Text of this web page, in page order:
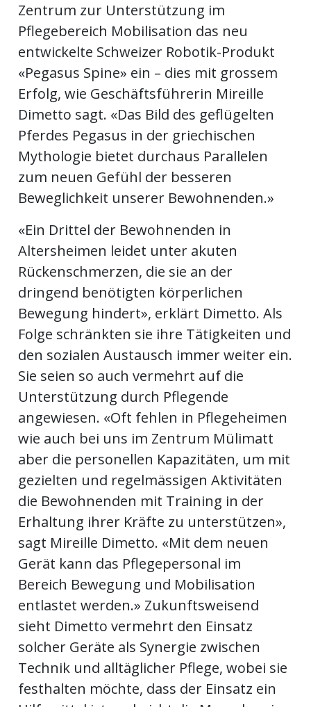
Zentrum zur Unterstützung im
Pflegebereich Mobilisation das neu
entwickelte Schweizer Robotik-Produkt
«Pegasus Spine» ein – dies mit grossem
Erfolg, wie Geschäftsführerin Mireille
Dimetto sagt. «Das Bild des geflügelten
Pferdes Pegasus in der griechischen
Mythologie bietet durchaus Parallelen
zum neuen Gefühl der besseren
Beweglichkeit unserer Bewohnenden.»
«Ein Drittel der Bewohnenden in
Altersheimen leidet unter akuten
Rückenschmerzen, die sie an der
dringend benötigten körperlichen
Bewegung hindert», erklärt Dimetto. Als
Folge schränkten sie ihre Tätigkeiten und
den sozialen Austausch immer weiter ein.
Sie seien so auch vermehrt auf die
Unterstützung durch Pflegende
angewiesen. «Oft fehlen in Pflegeheimen
wie auch bei uns im Zentrum Mülimatt
aber die personellen Kapazitäten, um mit
gezielten und regelmässigen Aktivitäten
die Bewohnenden mit Training in der
Erhaltung ihrer Kräfte zu unterstützen»,
sagt Mireille Dimetto. «Mit dem neuen
Gerät kann das Pflegepersonal im
Bereich Bewegung und Mobilisation
entlastet werden.» Zukunftsweisend
sieht Dimetto vermehrt den Einsatz
solcher Geräte als Synergie zwischen
Technik und alltäglicher Pflege, wobei sie
festhalten möchte, dass der Einsatz ein